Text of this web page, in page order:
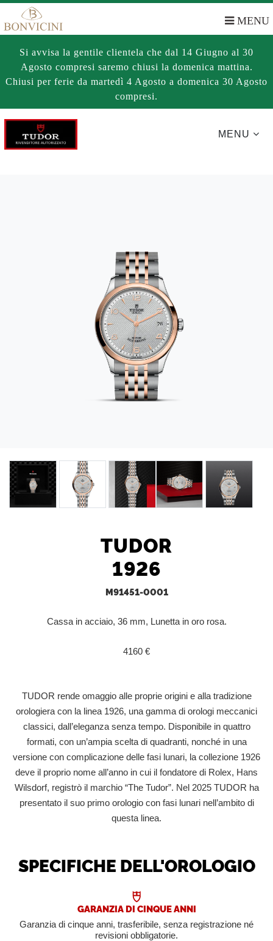
MENU
Si avvisa la gentile clientela che dal 14 Giugno al 30
Agosto compresi saremo chiusi la domenica mattina.
Chiusi per ferie da martedì 4 Agosto a domenica 30 Agosto
compresi.
MENU
TUDOR
1926
M91451-0001
Cassa in acciaio, 36 mm, Lunetta in oro rosa.
4160 €
TUDOR rende omaggio alle proprie origini e alla tradizione
orologiera con la linea 1926, una gamma di orologi meccanici
classici, dall’eleganza senza tempo. Disponibile in quattro
formati, con un’ampia scelta di quadranti, nonché in una
versione con complicazione delle fasi lunari, la collezione 1926
deve il proprio nome all’anno in cui il fondatore di Rolex, Hans
Wilsdorf, registrò il marchio “The Tudor”. Nel 2025 TUDOR ha
presentato il suo primo orologio con fasi lunari nell’ambito di
questa linea.
SPECIFICHE DELL'OROLOGIO
GARANZIA DI CINQUE ANNI
Garanzia di cinque anni, trasferibile, senza registrazione né
revisioni obbligatorie.